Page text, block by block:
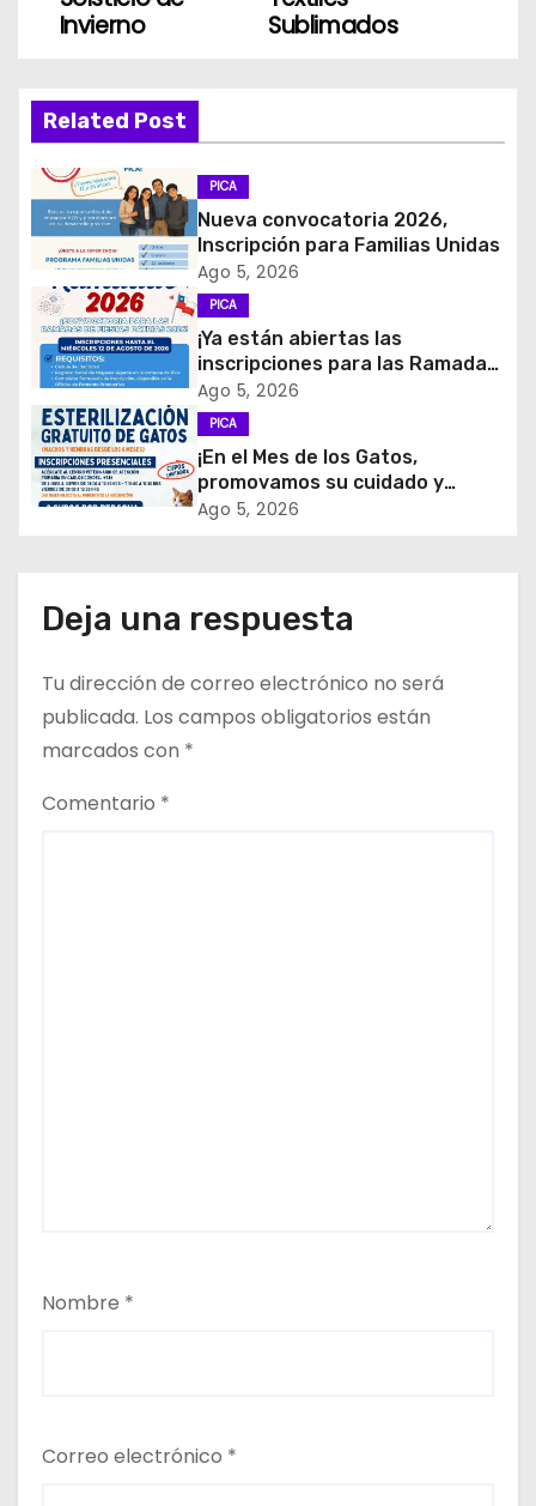
e
g
a
c
i
ó
n
d
e
n
r
a
d
Sublimados
Invierno
Related Post
PICA
Nueva convocatoria 2026,
Inscripción para Familias Unidas
Ago 5, 2026
PICA
¡Ya están abiertas las
inscripciones para las Ramadas
de Fiestas Patrias 2026!
Ago 5, 2026
PICA
¡En el Mes de los Gatos,
promovamos su cuidado y
tenencia responsable!
Ago 5, 2026
Deja una respuesta
Tu dirección de correo electrónico no será
publicada. Los campos obligatorios están
marcados con *
Comentario *
Nombre *
Correo electrónico *